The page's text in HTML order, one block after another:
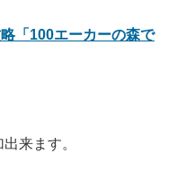
「100エーカーの森で
来ます。